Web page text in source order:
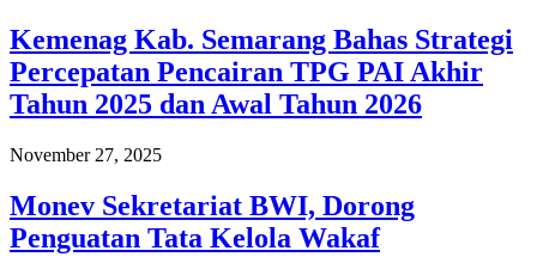
Kemenag Kab. Semarang Bahas Strategi
Percepatan Pencairan TPG PAI Akhir
Tahun 2025 dan Awal Tahun 2026
November 27, 2025
Monev Sekretariat BWI, Dorong
Penguatan Tata Kelola Wakaf